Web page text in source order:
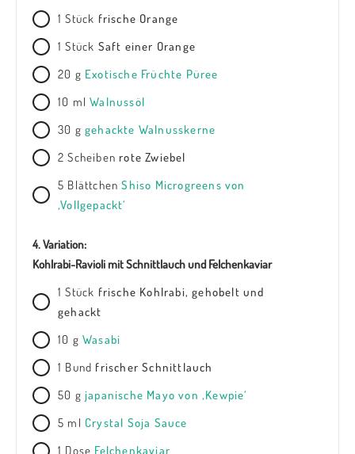
1 Stück frische Orange
1 Stück Saft einer Orange
20 g Exotische Früchte Püree
10 ml Walnussöl
30 g gehackte Walnusskerne
2 Scheiben rote Zwiebel
5 Blättchen Shiso Microgreens von
‚Vollgepackt‘
4. Variation:
Kohlrabi-Ravioli mit Schnittlauch und Felchenkaviar
1 Stück frische Kohlrabi, gehobelt und
gehackt
10 g Wasabi
1 Bund frischer Schnittlauch
50 g japanische Mayo von ‚Kewpie‘
5 ml Crystal Soja Sauce
1 Dose Felchenkaviar